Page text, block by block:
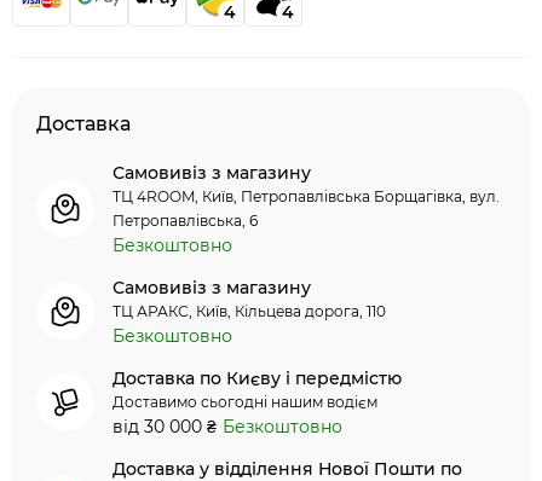
4 4
Доставка
Самовивіз з магазину
ТЦ 4ROOM, Київ, Петропавлівська Борщагівка, вул.
Петропавлівська, 6
Безкоштовно
Самовивіз з магазину
ТЦ АРАКС, Київ, Кільцева дорога, 110
Безкоштовно
Доставка по Києву і передмістю
Доставимо сьогодні нашим водієм
від 30 000 ₴ Безкоштовно
Доставка у відділення Нової Пошти по